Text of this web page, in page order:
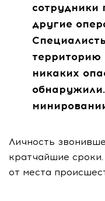
сотрудники
другие
территорию
никаких
Личность
кратчайшие
от места